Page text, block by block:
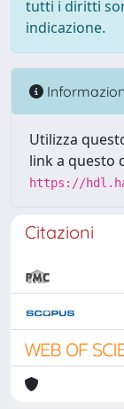
tutti i diritti
indicazione.
Utilizza
link a questo
https://
Citazioni